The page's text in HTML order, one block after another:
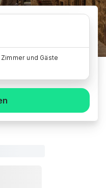
Zimmer und Gäste